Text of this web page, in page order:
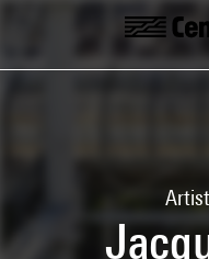
Aller au contenu principal
Centre Pompidou